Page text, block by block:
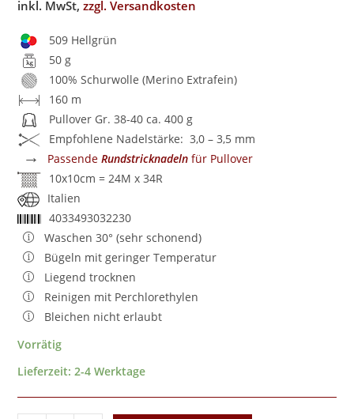
inkl. MwSt,zzgl. Versandkosten
509 Hellgrün
50 g
100% Schurwolle (Merino Extrafein)
160 m
Pullover Gr. 38-40 ca. 400 g
Empfohlene Nadelstärke: 3,0 – 3,5 mm
→ PassendeRundstricknadeln für Pullover
10x10cm = 24M x 34R
Italien
4033493032230
Waschen 30° (sehr schonend)
Bügeln mit geringer Temperatur
Liegend trocknen
Reinigen mit Perchlorethylen
Bleichen nicht erlaubt
Vorrätig
Lieferzeit:2-4 Werktage